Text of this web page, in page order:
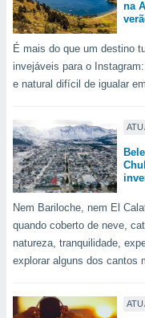
o
de
ou aceder
num
para
utilizar
na
É mais do que um destino
invejáveis para o
e natural difícil de igualar
Nem Bariloche, nem El
quando coberto de neve,
natureza, tranquilidade,
explorar alguns dos cantos